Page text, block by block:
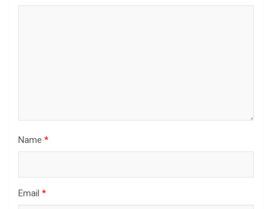
Name *
Email *